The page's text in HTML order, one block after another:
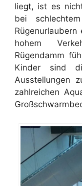
liegt, ist es
bei
hohem
Rügendamm
Kinder sind
Ausstellungen
zahlreichen